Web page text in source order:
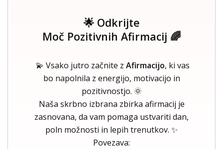
🌟 Odkrijte
Moč Pozitivnih Afirmacij 🌈
💫 Vsako jutro začnite z Afirmacijo, ki vas
bo napolnila z energijo, motivacijo in
pozitivnostjo. 🌞
Naša skrbno izbrana zbirka afirmacij je
zasnovana, da vam pomaga ustvariti dan,
poln možnosti in lepih trenutkov. ✨
Povezava: